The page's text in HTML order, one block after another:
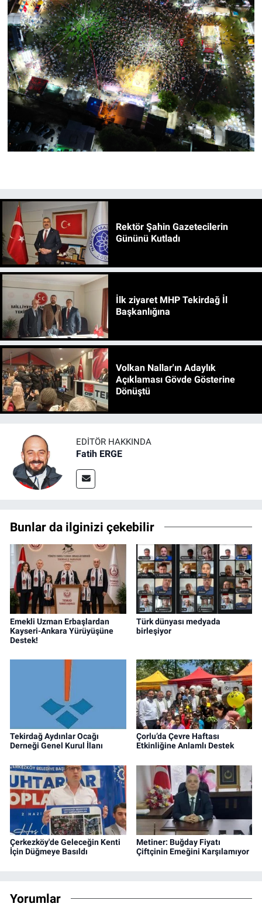
Rektör Şahin Gazetecilerin
Gününü Kutladı
İlk ziyaret MHP Tekirdağ İl
Başkanlığına
Volkan Nallar'ın Adaylık
Açıklaması Gövde Gösterine
Dönüştü
EDITÖR HAKKINDA
Fatih ERGE
Bunlar da ilginizi çekebilir
Emekli Uzman Erbaşlardan
Kayseri-Ankara Yürüyüşüne
Destek!
Türk dünyası medyada
birleşiyor
Tekirdağ Aydınlar Ocağı
Derneği Genel Kurul İlanı
Çorlu’da Çevre Haftası
Etkinliğine Anlamlı Destek
Çerkezköy'de Geleceğin Kenti
İçin Düğmeye Basıldı
Metiner: Buğday Fiyatı
Çiftçinin Emeğini Karşılamıyor
Yorumlar